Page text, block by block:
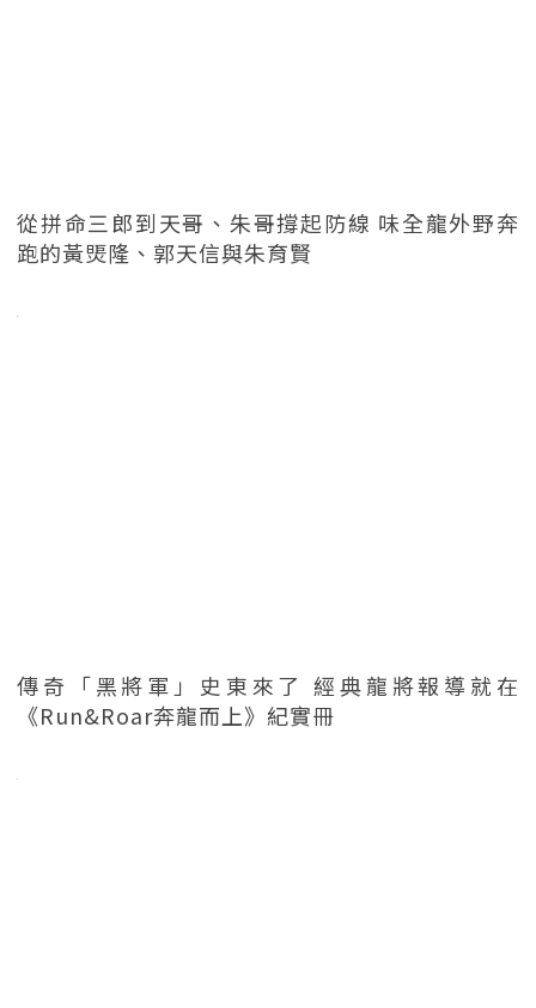
從拼命三郎到天哥、朱哥撐起防線 味全龍外野奔
跑的黃煚隆、郭天信與朱育賢
傳奇「黑將軍」史東來了 經典龍將報導就在
《Run&Roar奔龍而上》紀實冊